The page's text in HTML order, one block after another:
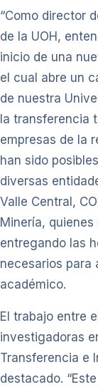
“Como director
de la UOH,
inicio de una
el cual abre un
de nuestra
la transferencia
empresas de la
han sido
diversas
Valle Central,
Minería,
entregando las
necesarios para
académico.
El trabajo entre
investigadoras
Transferencia e
destacado.